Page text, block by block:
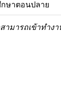
ษาตอนปลาย
มารถเข้าทำงา